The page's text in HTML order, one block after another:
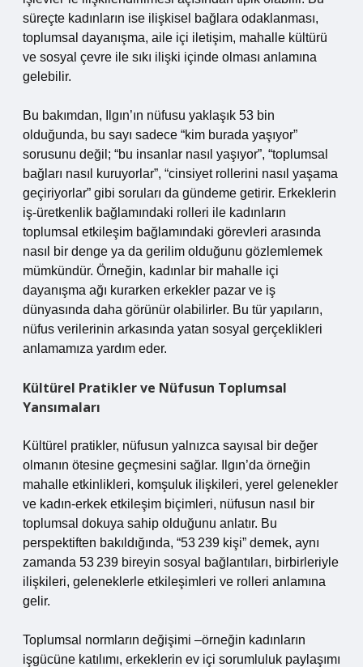
süreçte kadınların ise ilişkisel bağlara odaklanması,
toplumsal dayanışma, aile içi iletişim, mahalle kültürü
ve sosyal çevre ile sıkı ilişki içinde olması anlamına
gelebilir.
Bu bakımdan, Ilgın’ın nüfusu yaklaşık 53 bin
olduğunda, bu sayı sadece “kim burada yaşıyor”
sorusunu değil; “bu insanlar nasıl yaşıyor”, “toplumsal
bağları nasıl kuruyorlar”, “cinsiyet rollerini nasıl yaşama
geçiriyorlar” gibi soruları da gündeme getirir. Erkeklerin
iş‑üretkenlik bağlamındaki rolleri ile kadınların
toplumsal etkileşim bağlamındaki görevleri arasında
nasıl bir denge ya da gerilim olduğunu gözlemlemek
mümkündür. Örneğin, kadınlar bir mahalle içi
dayanışma ağı kurarken erkekler pazar ve iş
dünyasında daha görünür olabilirler. Bu tür yapıların,
nüfus verilerinin arkasında yatan sosyal gerçeklikleri
anlamamıza yardım eder.
Kültürel Pratikler ve Nüfusun Toplumsal
Yansımaları
Kültürel pratikler, nüfusun yalnızca sayısal bir değer
olmanın ötesine geçmesini sağlar. Ilgın’da örneğin
mahalle etkinlikleri, komşuluk ilişkileri, yerel gelenekler
ve kadın‑erkek etkileşim biçimleri, nüfusun nasıl bir
toplumsal dokuya sahip olduğunu anlatır. Bu
perspektiften bakıldığında, “53 239 kişi” demek, aynı
zamanda 53 239 bireyin sosyal bağlantıları, birbirleriyle
ilişkileri, geleneklerle etkileşimleri ve rolleri anlamına
gelir.
Toplumsal normların değişimi –örneğin kadınların
işgücüne katılımı, erkeklerin ev içi sorumluluk paylaşımı